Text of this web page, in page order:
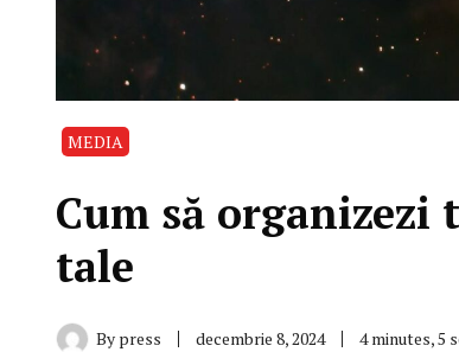
MEDIA
Cum să
tale
By press decembrie 8, 2024 4 minutes, 5